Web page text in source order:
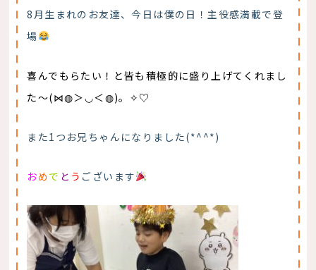
8月生まれのお友達、今日は僕の日！主役感満載で登
場
喜んでもらたい！と皆も積極的に盛り上げてくれまし
た～(⋈◍＞◡＜◍)。✧♡
また1つお兄ちゃんになりました(*^^*)
おめ で と う ございます